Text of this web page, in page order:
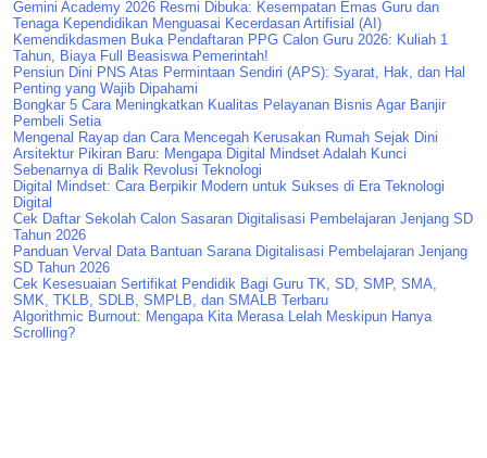
Gemini Academy 2026 Resmi Dibuka: Kesempatan Emas Guru dan
Tenaga Kependidikan Menguasai Kecerdasan Artifisial (AI)
Kemendikdasmen Buka Pendaftaran PPG Calon Guru 2026: Kuliah 1
Tahun, Biaya Full Beasiswa Pemerintah!
Pensiun Dini PNS Atas Permintaan Sendiri (APS): Syarat, Hak, dan Hal
Penting yang Wajib Dipahami
Bongkar 5 Cara Meningkatkan Kualitas Pelayanan Bisnis Agar Banjir
Pembeli Setia
Mengenal Rayap dan Cara Mencegah Kerusakan Rumah Sejak Dini
Arsitektur Pikiran Baru: Mengapa Digital Mindset Adalah Kunci
Sebenarnya di Balik Revolusi Teknologi
Digital Mindset: Cara Berpikir Modern untuk Sukses di Era Teknologi
Digital
Cek Daftar Sekolah Calon Sasaran Digitalisasi Pembelajaran Jenjang SD
Tahun 2026
Panduan Verval Data Bantuan Sarana Digitalisasi Pembelajaran Jenjang
SD Tahun 2026
Cek Kesesuaian Sertifikat Pendidik Bagi Guru TK, SD, SMP, SMA,
SMK, TKLB, SDLB, SMPLB, dan SMALB Terbaru
Algorithmic Burnout: Mengapa Kita Merasa Lelah Meskipun Hanya
Scrolling?